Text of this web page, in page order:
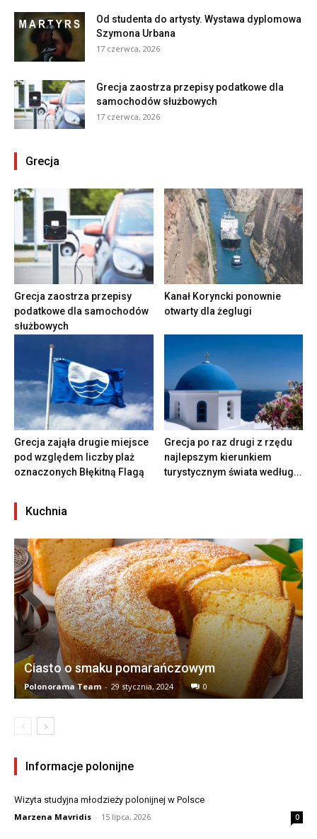
Od studenta do artysty. Wystawa dyplomowa
Szymona Urbana
17 czerwca, 2026
Grecja zaostrza przepisy podatkowe dla
samochodów służbowych
17 czerwca, 2026
Grecja
Grecja zaostrza przepisy
podatkowe dla samochodów
służbowych
Kanał Koryncki ponownie
otwarty dla żeglugi
Grecja zająła drugie miejsce
pod względem liczby plaż
oznaczonych Błękitną Flagą
Grecja po raz drugi z rzędu
najlepszym kierunkiem
turystycznym świata według...
Kuchnia
Ciasto o smaku pomarańczowym
Polonorama Team - 29 stycznia, 2024 0
Informacje polonijne
Wizyta studyjna młodzieży polonijnej w Polsce
Marzena Mavridis - 15 lipca, 2026 0